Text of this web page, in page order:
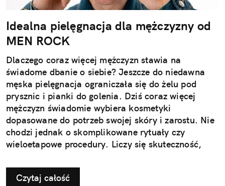
Idealna pielęgnacja dla mężczyzny od
MEN ROCK
Dlaczego coraz więcej mężczyzn stawia na
świadome dbanie o siebie? Jeszcze do niedawna
męska pielęgnacja ograniczała się do żelu pod
prysznic i pianki do golenia. Dziś coraz więcej
mężczyzn świadomie wybiera kosmetyki
dopasowane do potrzeb swojej skóry i zarostu. Nie
chodzi jednak o skomplikowane rytuały czy
wieloetapowe procedury. Liczy się skuteczność,
Nowoczesna pielęgnacja przestała być dodatkiem –
stała się elementem codziennego dbania o siebie,
Czytaj całość